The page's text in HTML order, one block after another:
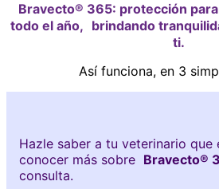
Bravecto® 365: protección
todo el año, brindando
ti.
Así funciona, en 3
Hazle saber a tu veterinario que
conocer más sobre Bravecto®
consulta.